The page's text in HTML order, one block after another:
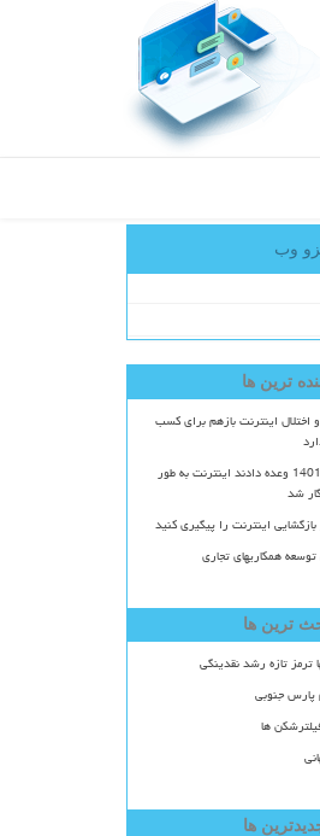
وب
ترین ها
اینترنت بازهم برای کسب
در دولت رئیسی در بحران 1401 وعده دادند اینترنت به طور
شد
اینترنت را پیگیری کنید
توسعه همکاریهای تجاری
ترین ها
ترمز تازه رشد نقدینگی
پارس جنوبی
ها
ها